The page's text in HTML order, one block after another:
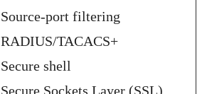
Source-port filtering
RADIUS/TACACS+
Secure shell
Secure Sockets Layer (SSL)